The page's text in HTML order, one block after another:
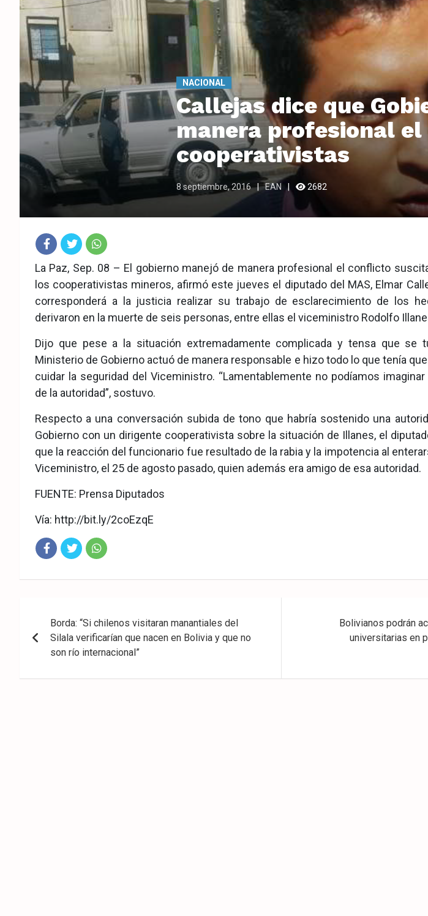
NACIONAL
Callejas dice que
manera profesional
cooperativistas
8 septiembre, 2016 EAN 2682
Fac
eb
ook
Twit
ter
Wha
tsA
pp
La Paz, Sep. 08 – El gobierno manejó de manera profesional el conflicto
los cooperativistas mineros, afirmó este jueves el diputado del MAS, Elmar
corresponderá a la justicia realizar su trabajo de esclarecimiento de los
derivaron en la muerte de seis personas, entre ellas el viceministro Rodolfo
Dijo que pese a la situación extremadamente complicada y tensa que se
Ministerio de Gobierno actuó de manera responsable e hizo todo lo que tenía
cuidar la seguridad del Viceministro. “Lamentablemente no podíamos
de la autoridad”, sostuvo.
Respecto a una conversación subida de tono que habría sostenido una
Gobierno con un dirigente cooperativista sobre la situación de Illanes, el
que la reacción del funcionario fue resultado de la rabia y la impotencia al
Viceministro, el 25 de agosto pasado, quien además era amigo de esa autoridad.
FUENTE: Prensa Diputados
Vía: http://bit.ly/2coEzqE
de
entradas
Borda: “Si chilenos visitaran manantiales del
Silala verificarían que nacen en Bolivia y que no
son río internacional”
Bolivianos podrán
universitarias en